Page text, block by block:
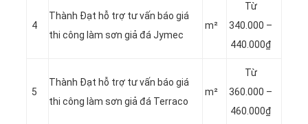
4
Thành Đạt hỗ trợ tư vấn báo giá
thi công làm sơn giả đá Jymec
m²
Từ
340.000 –
440.000₫
5
Thành Đạt hỗ trợ tư vấn báo giá
thi công làm sơn giả đá Terraco
m²
Từ
360.000 –
460.000₫